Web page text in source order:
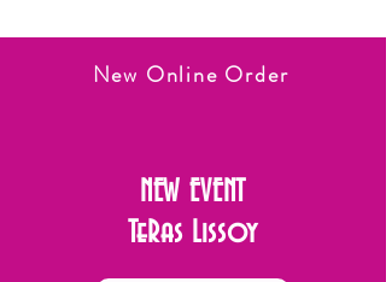
New Online Order
NEW EVENT
TeRas Lissoy